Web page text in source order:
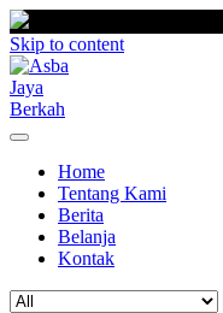
Skip to content
Home
Tentang Kami
Berita
Belanja
Kontak